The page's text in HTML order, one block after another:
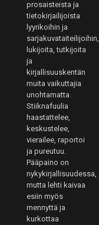
prosaisteista ja
tietokirjailijoista
lyyrikoihin ja
sarjakuvataiteilijoihin,
lukijoita, tutkijoita
ja
kirjallisuuskentän
muita vaikuttajia
unohtamatta.
Stiiknafuulia
haastattelee,
keskustelee,
vierailee, raportoi
ja pureutuu.
Pääpaino on
nykykirjallisuudessa,
mutta lehti kaivaa
esiin myös
mennyttä ja
kurkottaa